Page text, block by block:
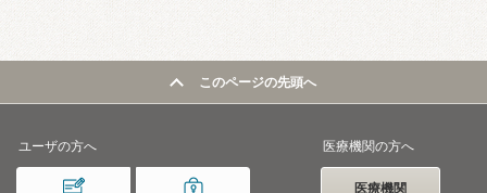
このページの先頭へ
ユーザの方へ 医療機関の方へ
医療機関